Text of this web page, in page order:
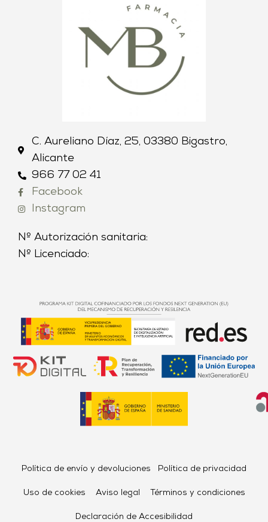
C. Aureliano Díaz, 25, 03380 Bigastro,
Alicante
966 77 02 41
Facebook
Instagram
Nº Autorización sanitaria:
Nº Licenciado:
Política de envío y devoluciones Política de privacidad
Uso de cookies Aviso legal Términos y condiciones
Declaración de Accesibilidad